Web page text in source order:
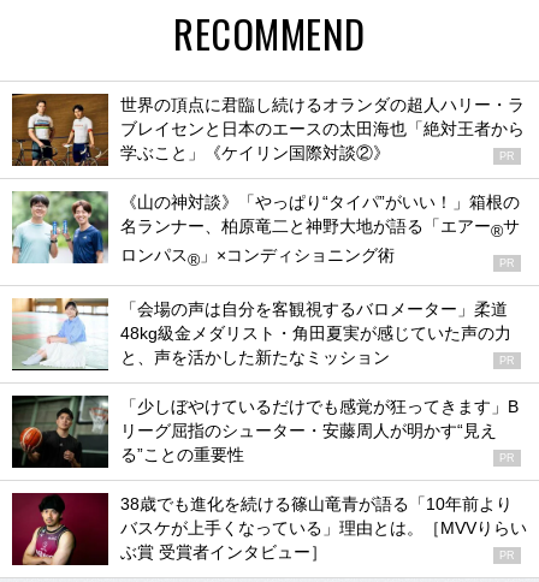
RECOMMEND
世界の頂点に君臨し続けるオランダの超人ハリー・ラ
ブレイセンと日本のエースの太田海也「絶対王者から
学ぶこと」《ケイリン国際対談②》
PR
《山の神対談》「やっぱり“タイパ”がいい！」箱根の
名ランナー、柏原竜二と神野大地が語る「エアー®サ
ロンパス® 」×コンディショニング術 PR
「会場の声は自分を客観視するバロメーター」柔道
48kg級金メダリスト・角田夏実が感じていた声の力
と、声を活かした新たなミッション
PR
「少しぼやけているだけでも感覚が狂ってきます」B
リーグ屈指のシューター・安藤周人が明かす“見え
る”ことの重要性
PR
38歳でも進化を続ける篠山竜青が語る「10年前より
バスケが上手くなっている」理由とは。［MVVりらい
ぶ賞 受賞者インタビュー］
PR